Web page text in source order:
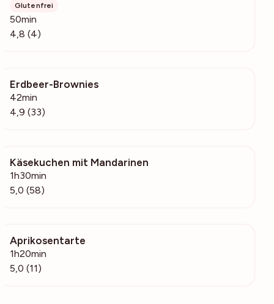
Glutenfrei
50min
4,8 (4)
Erdbeer-Brownies
42min
4,9 (33)
Käsekuchen mit Mandarinen
1h30min
5,0 (58)
Aprikosentarte
1h20min
5,0 (11)